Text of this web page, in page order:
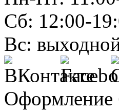
Сб: 12:00-
Вс:
Оформление